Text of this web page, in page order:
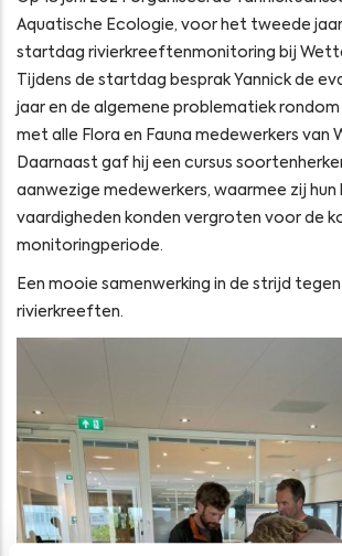
Aquatische Ecologie, voor het tweede
startdag rivierkreeftenmonitoring bij
Tijdens de startdag besprak Yannick de
jaar en de algemene problematiek
met alle Flora en Fauna medewerkers van
Daarnaast gaf hij een cursus
aanwezige medewerkers, waarmee zij hun
vaardigheden konden vergroten voor de
monitoringperiode.
Een mooie samenwerking in de strijd
rivierkreeften.